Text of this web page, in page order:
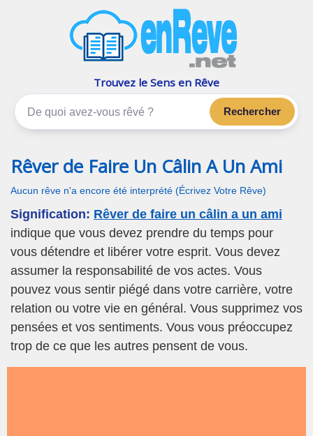
Les rêves, c'est plus que çaTrouvez le Sens en Rêve
Rechercher
Rêver de Faire Un Câlin A Un Ami
Aucun rêve n'a encore été interprété (Écrivez Votre Rêve)
Signification: Rêver de faire un câlin a un ami
indique que vous devez prendre du temps pour
vous détendre et libérer votre esprit. Vous devez
assumer la responsabilité de vos actes. Vous
pouvez vous sentir piégé dans votre carrière, votre
relation ou votre vie en général. Vous supprimez vos
pensées et vos sentiments. Vous vous préoccupez
trop de ce que les autres pensent de vous.